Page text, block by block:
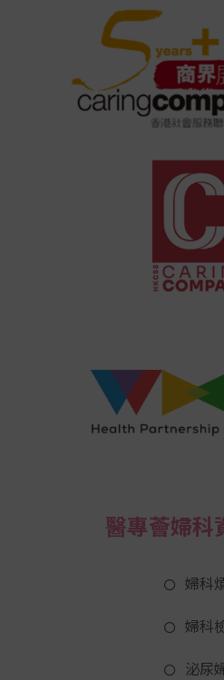
醫專薈婦科
婦科
婦科
泌尿